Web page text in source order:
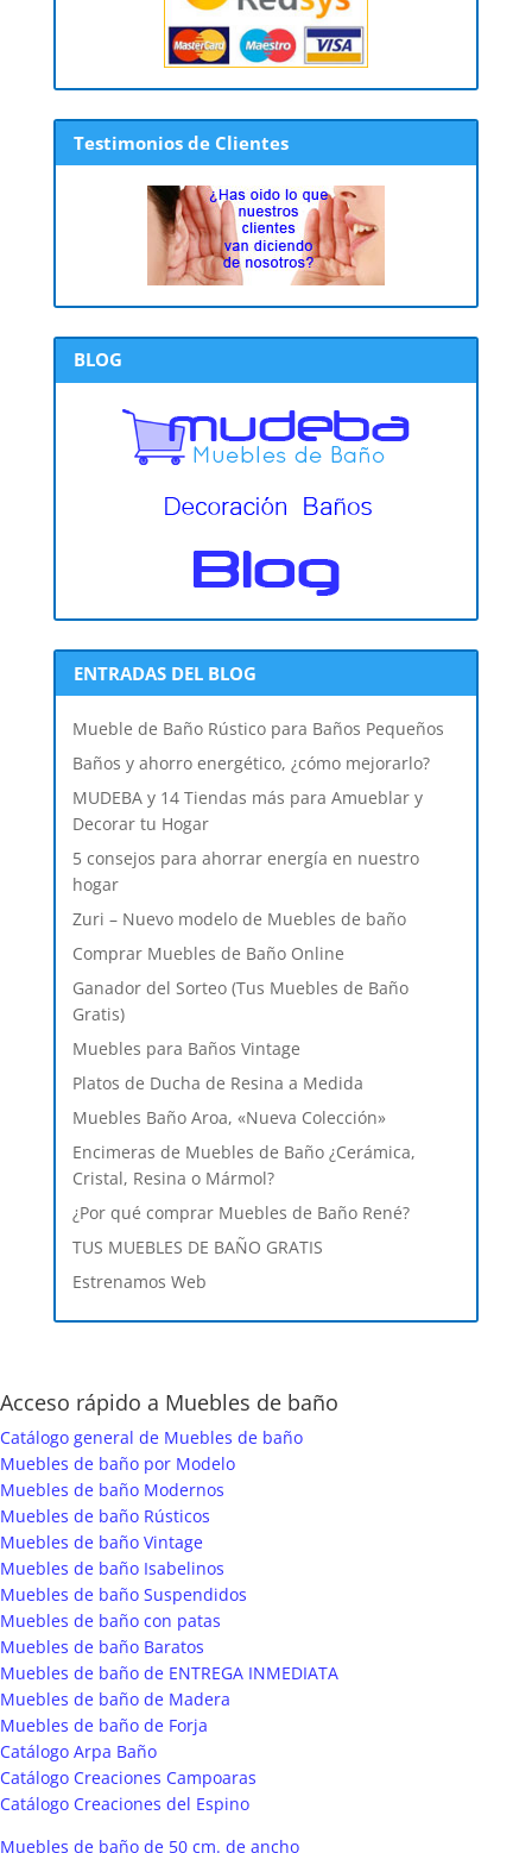
Testimonios de Clientes
BLOG
ENTRADAS DEL BLOG
Mueble de Baño Rústico para Baños Pequeños
Baños y ahorro energético, ¿cómo mejorarlo?
MUDEBA y 14 Tiendas más para Amueblar y
Decorar tu Hogar
5 consejos para ahorrar energía en nuestro
hogar
Zuri – Nuevo modelo de Muebles de baño
Comprar Muebles de Baño Online
Ganador del Sorteo (Tus Muebles de Baño
Gratis)
Muebles para Baños Vintage
Platos de Ducha de Resina a Medida
Muebles Baño Aroa, «Nueva Colección»
Encimeras de Muebles de Baño ¿Cerámica,
Cristal, Resina o Mármol?
¿Por qué comprar Muebles de Baño René?
TUS MUEBLES DE BAÑO GRATIS
Estrenamos Web
Acceso rápido a Muebles de baño
Catálogo general de Muebles de baño
Muebles de baño por Modelo
Muebles de baño Modernos
Muebles de baño Rústicos
Muebles de baño Vintage
Muebles de baño Isabelinos
Muebles de baño Suspendidos
Muebles de baño con patas
Muebles de baño Baratos
Muebles de baño de ENTREGA INMEDIATA
Muebles de baño de Madera
Muebles de baño de Forja
Catálogo Arpa Baño
Catálogo Creaciones Campoaras
Catálogo Creaciones del Espino
Muebles de baño de 50 cm. de ancho